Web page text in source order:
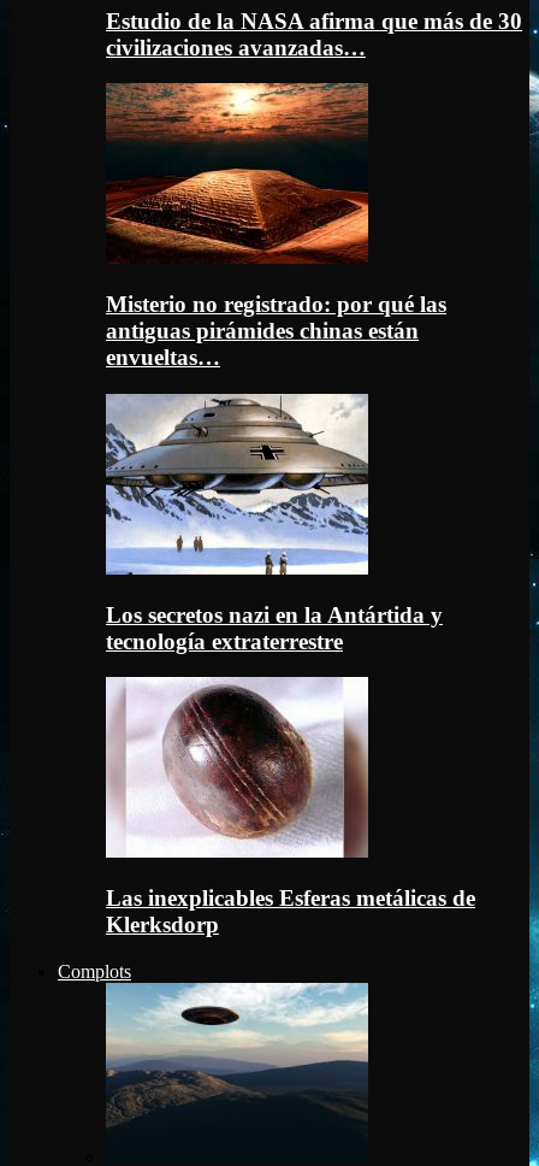
Estudio de la NASA afirma que más de 30
civilizaciones avanzadas…
Misterio no registrado: por qué las
antiguas pirámides chinas están
envueltas…
Los secretos nazi en la Antártida y
tecnología extraterrestre
Las inexplicables Esferas metálicas de
Klerksdorp
Complots